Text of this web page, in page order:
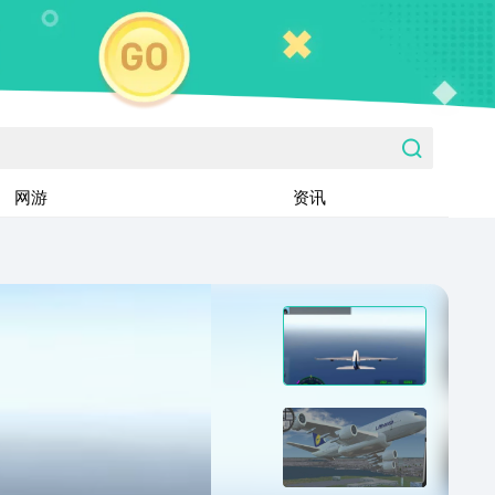
网游 资讯